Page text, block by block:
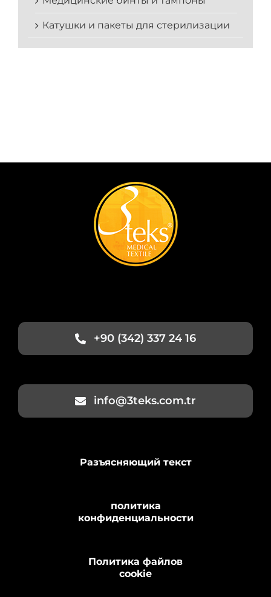
Катушки и пакеты для стерилизации
+90 (342) 337 24 16
info@3teks.com.tr
Разъясняющий текст
политика
конфиденциальности
Политика файлов
cookie